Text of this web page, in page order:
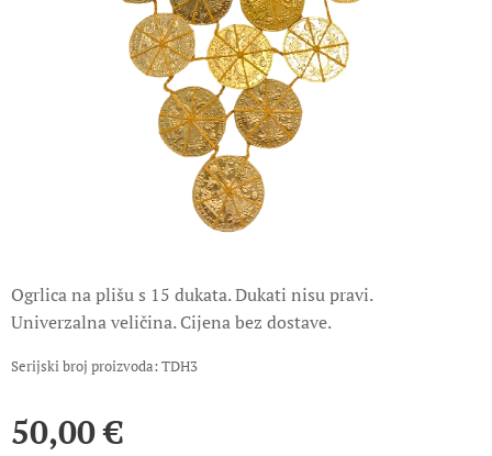
Ogrlica na plišu s 15 dukata. Dukati nisu pravi.
Univerzalna veličina. Cijena bez dostave.
Serijski broj proizvoda: TDH3
50,00€